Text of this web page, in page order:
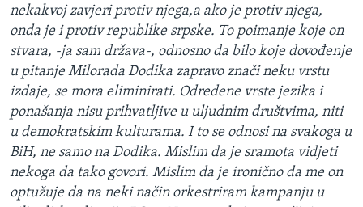
nekakvoj zavjeri protiv njega,a ako je protiv njega,
onda je i protiv republike srpske. To poimanje koje on
stvara, -ja sam država-, odnosno da bilo koje dovođenje
u pitanje Milorada Dodika zapravo znači neku vrstu
izdaje, se mora eliminirati. Određene vrste jezika i
ponašanja nisu prihvatljive u uljudnim društvima, niti
u demokratskim kulturama. I to se odnosi na svakoga u
BiH, ne samo na Dodika. Mislim da je sramota vidjeti
nekoga da tako govori. Mislim da je ironično da me on
optužuje da na neki način orkestriram kampanju u